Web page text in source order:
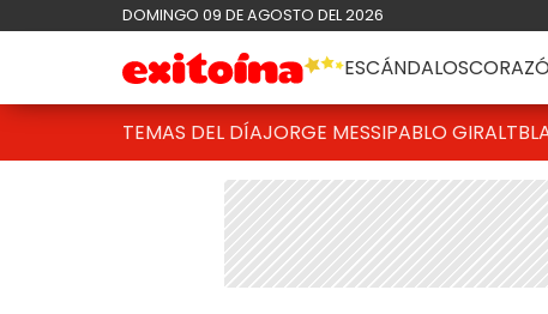
DOMINGO 09 DE AGOSTO DEL 2026
ESCÁNDALOS
TEMAS DEL DÍAJORGE MESSIPABLO GIRALT